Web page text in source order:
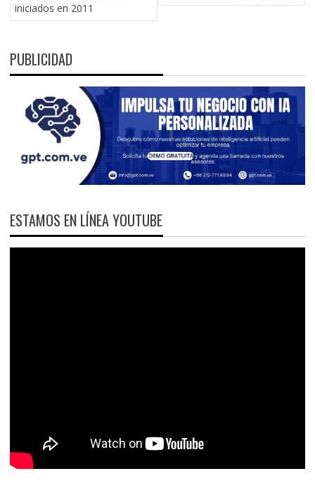
iniciados en 2011
PUBLICIDAD
ESTAMOS EN LÍNEA YOUTUBE